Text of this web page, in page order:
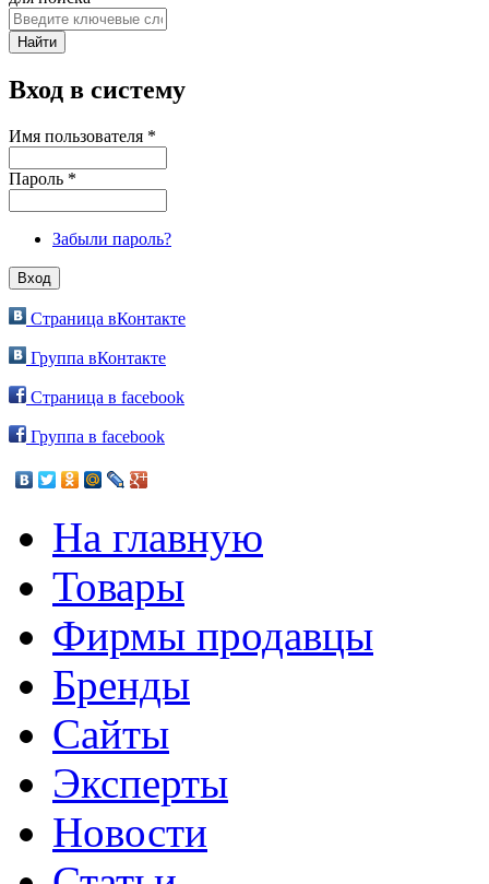
Вход в систему
Имя пользователя *
Пароль *
Забыли пароль?
Страница вКонтакте
Группа вКонтакте
Страница в facebook
Группа в facebook
На главную
Товары
Фирмы продавцы
Бренды
Сайты
Эксперты
Новости